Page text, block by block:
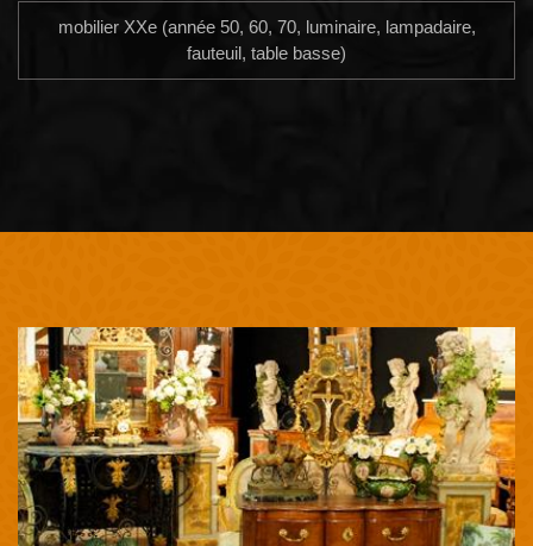
mobilier XXe (année 50, 60, 70, luminaire, lampadaire,
fauteuil, table basse)